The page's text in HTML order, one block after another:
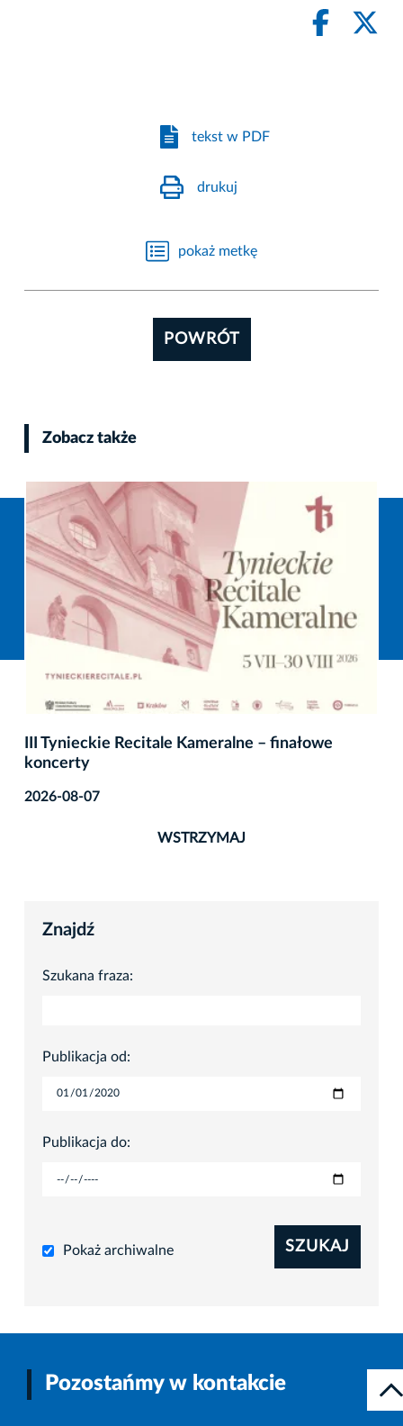
tekst w PDF
drukuj
pokaż metkę
POWRÓT
Zobacz także
III Tynieckie Recitale Kameralne – finałowe
koncerty
2026-08-07
WSTRZYMAJ
Znajdź
Szukana fraza:
Publikacja od:
Publikacja do:
Pokaż archiwalne SZUKAJ
Pozostańmy w kontakcie